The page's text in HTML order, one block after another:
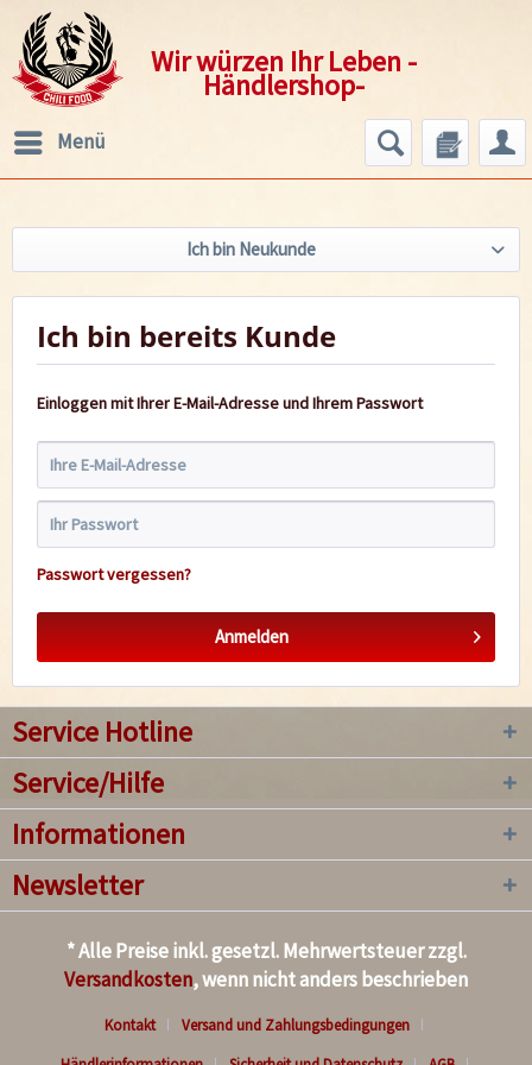
Wir würzen Ihr Leben -
Händlershop-
Menü
Ich bin Neukunde
Ich bin bereits Kunde
Einloggen mit Ihrer E-Mail-Adresse und Ihrem Passwort
Passwort vergessen?
Anmelden
Service Hotline
Service/Hilfe
Informationen
Newsletter
* Alle Preise inkl. gesetzl. Mehrwertsteuer zzgl.
Versandkosten, wenn nicht anders beschrieben
Kontakt
Versand und Zahlungsbedingungen